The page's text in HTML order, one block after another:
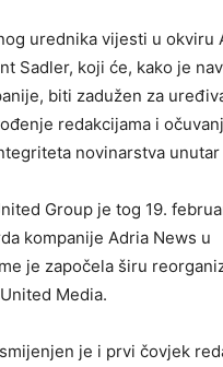
urednika vijesti u okviru
Sadler, koji će, kako je
biti zadužen za
redakcijama i
novinarstva unutar
Group je tog 19.
kompanije Adria News u
je započela širu
Media.
je i prvi čovjek